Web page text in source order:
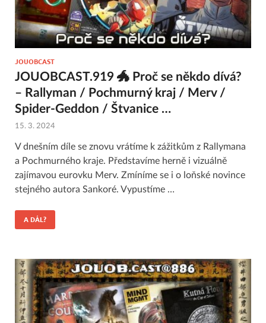
JOUOBCAST
JOUOBCAST.919 🐲 Proč se někdo dívá?
– Rallyman / Pochmurný kraj / Merv /
Spider-Geddon / Štvanice …
15. 3. 2024
V dnešním díle se znovu vrátíme k zážitkům z Rallymana
a Pochmurného kraje. Představíme herně i vizuálně
zajímavou eurovku Merv. Zmíníme se i o loňské novince
stejného autora Sankoré. Vypustíme …
A DÁL?